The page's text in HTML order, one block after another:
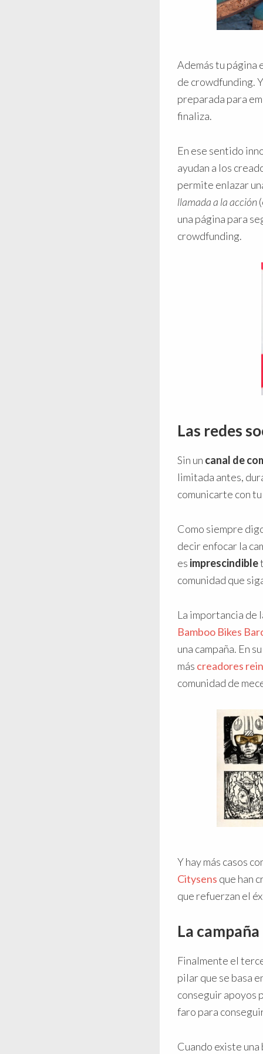
Además tu página
de crowdfunding.
preparada para
finaliza.
En ese sentido
ayudan a los
permite enlazar
llamada a la acción
una página para
crowdfunding.
Las redes
Sin un canal de
limitada antes,
comunicarte con
Como siempre
decir enfocar la
es imprescindible
comunidad que
La importancia de
Bamboo Bikes
una campaña. En
más creadores
comunidad de
Y hay más casos
Citysens que han
que refuerzan el
La
Finalmente el
pilar que se basa
conseguir apoyos
faro para
Cuando existe